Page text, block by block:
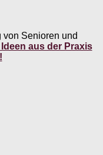
von Senioren und
aus der Praxis